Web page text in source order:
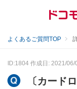
よくあるご質問TOP
ID:1804 作成日: 2021/06/
〔カード